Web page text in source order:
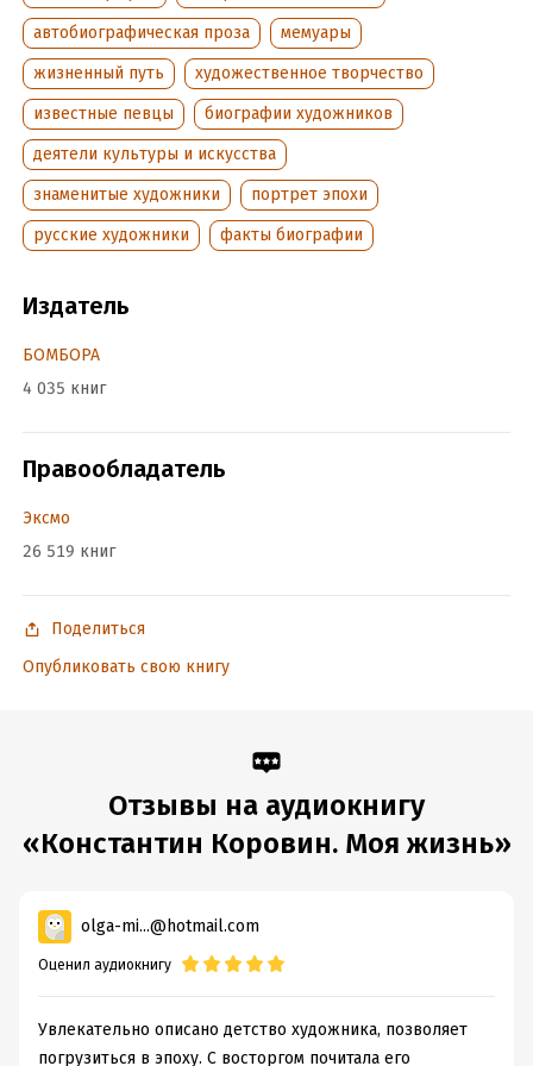
ISBN (EAN):9785042026331
автобиографическая проза
мемуары
жизненный путь
художественное творчество
известные певцы
биографии художников
деятели культуры и искусства
знаменитые художники
портрет эпохи
русские художники
факты биографии
Издатель
БОМБОРА
4 035 книг
Правообладатель
Эксмо
26 519 книг
Поделиться
Опубликовать свою книгу
Отзывы на аудиокнигу
«Константин Коровин. Моя жизнь»
olga-mi...@hotmail.com
Оценил аудиокнигу
Увлекательно описано детство художника, позволяет
погрузиться в эпоху. С восторгом почитала его